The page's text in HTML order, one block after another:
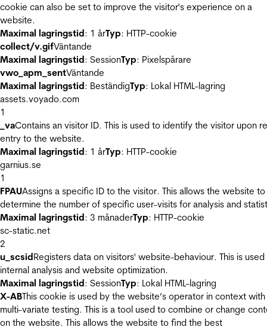
cookie can also be set to improve the visitor's experience on a
website.
Maximal lagringstid: 1 årTyp: HTTP-cookie
collect/v.gifVäntande
Maximal lagringstid: SessionTyp: Pixelspårare
vwo_apm_sentVäntande
Maximal lagringstid: BeständigTyp: Lokal HTML-lagring
assets.voyado.com
1
_vaContains an visitor ID. This is used to identify the visitor upon
entry to the website.
Maximal lagringstid: 1 årTyp: HTTP-cookie
garnius.se
1
FPAUAssigns a specific ID to the visitor. This allows the website to
determine the number of specific user-visits for analysis and
Maximal lagringstid: 3 månaderTyp: HTTP-cookie
sc-static.net
2
u_scsidRegisters data on visitors' website-behaviour. This is
internal analysis and website optimization.
Maximal lagringstid: SessionTyp: Lokal HTML-lagring
X-ABThis cookie is used by the website’s operator in context with
multi-variate testing. This is a tool used to combine or change
on the website. This allows the website to find the best